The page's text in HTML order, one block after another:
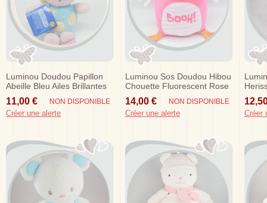
Luminou Doudou Papillon
Abeille Bleu Ailes Brillantes
Sos
11,00 € NON DISPONIBLE
Créer une alerte
Luminou Sos Doudou Hibou
Chouette Fluorescent Rose
Blanc Booh 22 Cm
14,00 € NON DISPONIBLE
Créer une alerte Créer